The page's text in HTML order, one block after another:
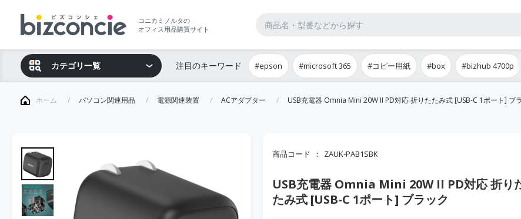
コニカミノルタの
オフィス用品購買サイト
カテゴリ一覧 注目のキーワード #epson #microsoft 365 #コピー用紙 #box #bizhub 4700p
ホーム パソコン関連用品 電源関連装置 ACアダプター USB充電器 Omnia Mini 20W II PD対応 折りたたみ式 [USB-C 1ポート] ブ
商品コード ZAUK-PAB1SBK
USB充電器 Omnia Mini 20W II PD対応 折り
たみ式 [USB-C 1ポート] ブラック